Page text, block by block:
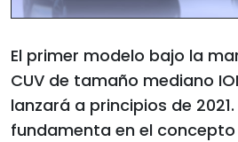
El primer modelo bajo la
CUV de tamaño mediano
lanzará a principios de 2021.
fundamenta en el concepto